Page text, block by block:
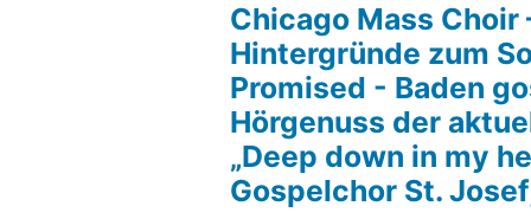
Chicago Mass Choir
Hintergründe zum
Promised - Baden
Hörgenuss der
„Deep down in my
Gospelchor St.